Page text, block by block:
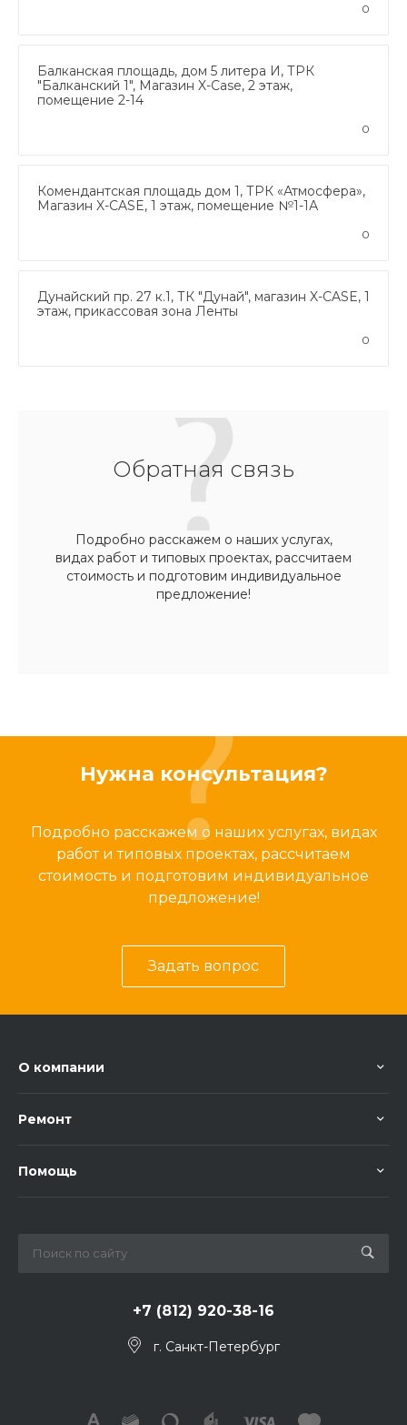
0
Балканская площадь, дом 5 литера И, ТРК
"Балканский 1", Магазин X-Case, 2 этаж,
помещение 2-14
0
Комендантская площадь дом 1, ТРК «Атмосфера»,
Магазин X-CASE, 1 этаж, помещение №1-1А
0
Дунайский пр. 27 к.1, ТК "Дунай", магазин X-CASE, 1
этаж, прикассовая зона Ленты
0
Обратная связь
Подробно расскажем о наших услугах,
видах работ и типовых проектах, рассчитаем
стоимость и подготовим индивидуальное
предложение!
Нужна консультация?
Подробно расскажем о наших услугах, видах
работ и типовых проектах, рассчитаем
стоимость и подготовим индивидуальное
предложение!
Задать вопрос
О компании
Ремонт
Помощь
+7 (812) 920-38-16
г. Санкт-Петербург